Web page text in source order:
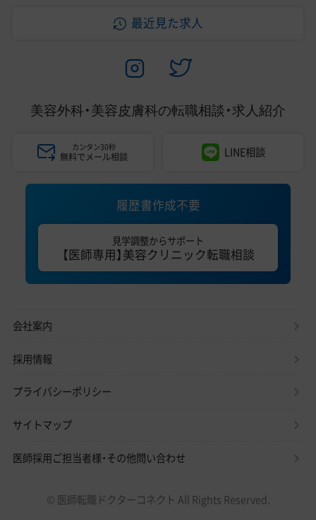
最近見た求人
美容外科・美容皮膚科の転職相談・求人紹介
カンタン30秒
無料でメール相談 LINE相談
履歴書作成不要
見学調整からサポート
【医師専用】美容クリニック転職相談
会社案内
採用情報
プライバシーポリシー
サイトマップ
医師採用ご担当者様・その他問い合わせ
© 医師転職ドクターコネクト All Rights Reserved.